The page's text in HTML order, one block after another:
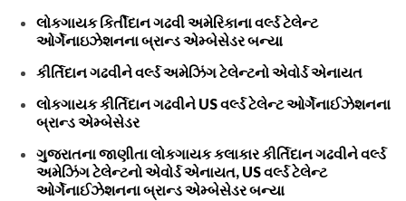
લોકગાયક કિર્તીદાન ગઢવી અમેરિકાના વર્લ્ડ ટેલેન્ટ
ઓર્ગેનાઇઝેશનના બ્રાન્ડ એમ્બેસેડર બન્યા
કીર્તિદાન ગઢવીને વર્લ્ડ અમેઝિંગ ટેલેન્ટનો એવોર્ડ એનાયત
લોકગાયક કીર્તિદાન ગઢવીને US વર્લ્ડ ટેલેન્ટ ઓર્ગેનાઈઝેશનના
બ્રાન્ડ એમ્બેસેડર
ગુજરાતના જાણીતા લોકગાયક કલાકાર કીર્તિદાન ગઢવીને વર્લ્ડ
અમેઝિંગ ટેલેન્ટનો એવોર્ડ એનાયત, US વર્લ્ડ ટેલેન્ટ
ઓર્ગેનાઈઝેશનના બ્રાન્ડ એમ્બેસેડર બન્યા